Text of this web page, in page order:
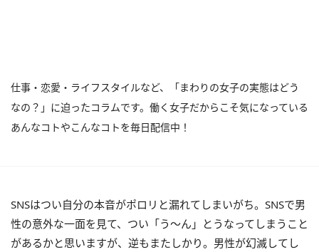
仕事・恋愛・ライフスタイルなど、「まわりの女子の実態はどう
なの？」に迫ったコラムです。働く女子だからこそ気になっている
あんなコトやこんなコトを毎日配信中！
SNSはつい自分の本音がポロリと漏れてしまいがち。SNSで男
性の意外な一面を見て、つい「う～ん」とうなってしまうこと
があるかと思いますが、逆もまたしかり。男性が幻滅してし